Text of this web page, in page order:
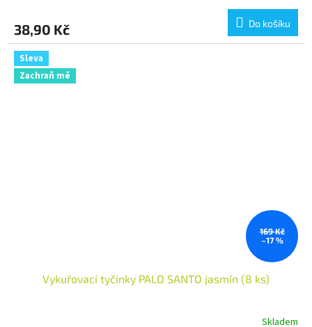
38,90 Kč Do košíku
Sleva
Zachraň mě
169 Kč
–17 %
Vykuřovací tyčinky PALO SANTO jasmín (8 ks)
Skladem